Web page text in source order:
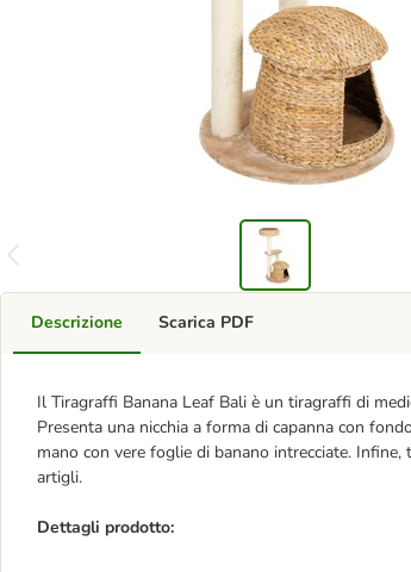
Descrizione
Il Tiragraffi Banana Leaf Bali è un tiragraffi di
Presenta una nicchia a forma di capanna con
mano con vere foglie di banano intrecciate.
artigli.
Dettagli prodotto:
Scarica PDF